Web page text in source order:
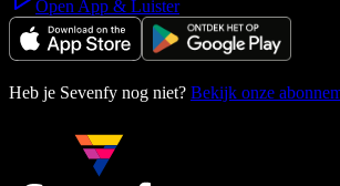
Open App & Luister
Heb je Sevenfy nog niet? Bekijk onze